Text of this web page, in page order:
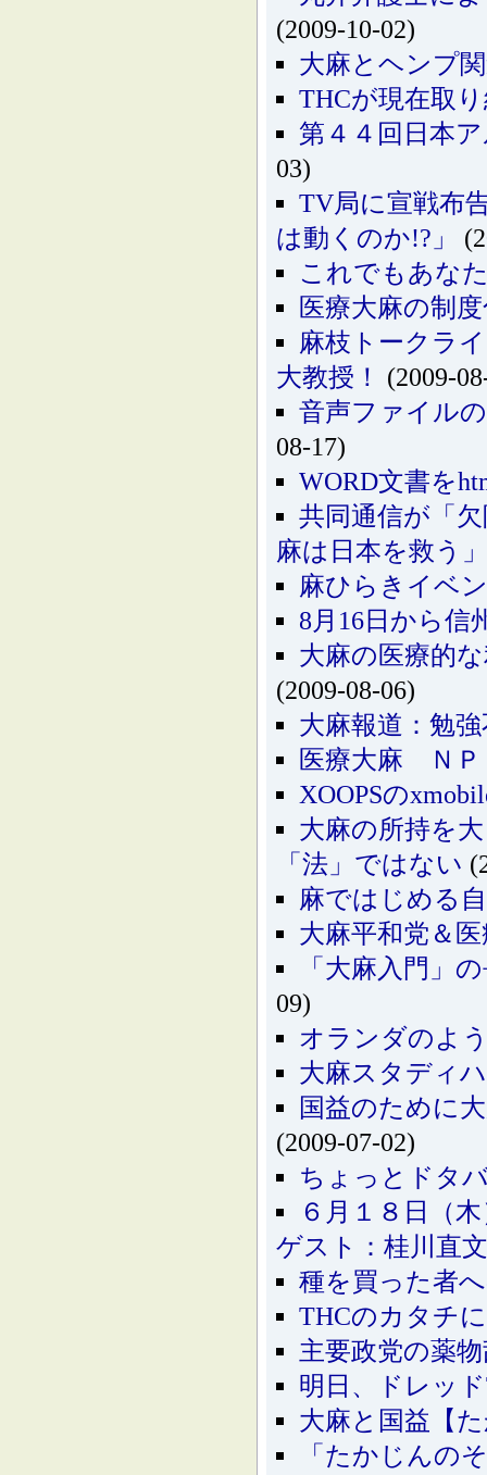
(2009-10-02)
大麻とヘンプ
THCが現在取
第４４回日本
03)
TV局に宣戦布
は動くのか!?」
これでもあな
医療大麻の制
麻枝トークラ
大教授！
(2009-
音声ファイル
08-17)
WORD文書を
共同通信が「
麻は日本を救う」
麻ひらきイベ
8月16日から信
大麻の医療的
(2009-08-06)
大麻報道：勉
医療大麻 ＮＰ
XOOPSの
大麻の所持を
「法」ではない
麻ではじめる
大麻平和党＆
「大麻入門」
09)
オランダのよ
大麻スタディ
国益のために
(2009-07-02)
ちょっとドタ
６月１８日（
ゲスト：桂川直
種を買った者
THCのカタチ
主要政党の薬
明日、ドレッ
大麻と国益【
「たかじんの